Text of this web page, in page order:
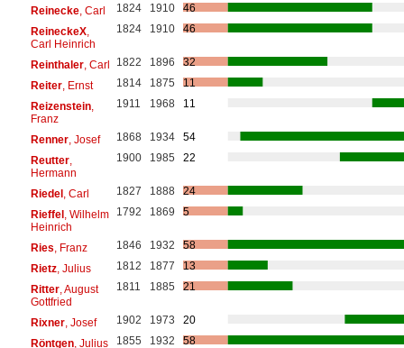
Reinecke, Carl 1824 1910
46
ReineckeX,
Carl Heinrich
1824 1910 46
Reinthaler, Carl 1822 1896
32
Reiter, Ernst 1814 1875
11
Reizenstein,
Franz
1911 1968 11
Renner, Josef 1868 1934
54
Reutter,
Hermann
1900 1985 22
Riedel, Carl 1827 1888
24
Rieffel, Wilhelm
Heinrich
1792 1869 5
Ries , Franz 1846 1932
58
Rietz, Julius 1812 1877
13
Ritter, August
Gottfried
1811 1885 21
Rixner, Josef 1902 1973
20
Röntgen, Julius 1855 1932
58